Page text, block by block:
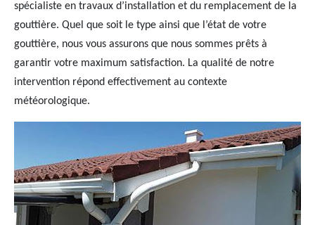
spécialiste en travaux d’installation et du remplacement de la
gouttière. Quel que soit le type ainsi que l’état de votre
gouttière, nous vous assurons que nous sommes prêts à
garantir votre maximum satisfaction. La qualité de notre
intervention répond effectivement au contexte
météorologique.